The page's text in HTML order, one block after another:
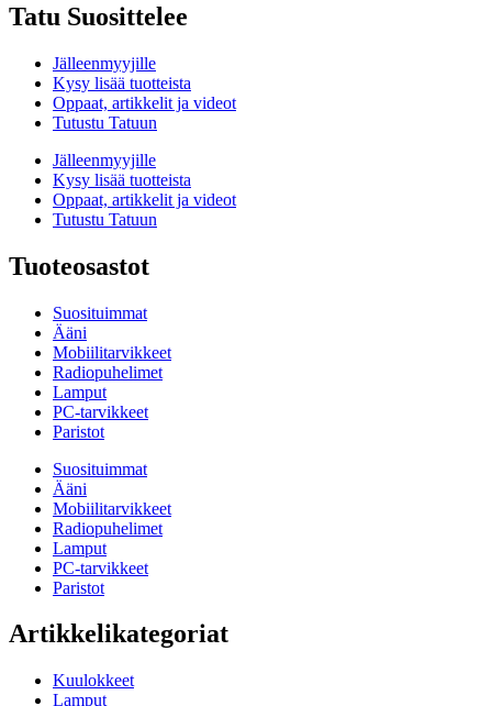
Tatu Suosittelee
Jälleenmyyjille
Kysy lisää tuotteista
Oppaat, artikkelit ja videot
Tutustu Tatuun
Jälleenmyyjille
Kysy lisää tuotteista
Oppaat, artikkelit ja videot
Tutustu Tatuun
Tuoteosastot
Suosituimmat
Ääni
Mobiilitarvikkeet
Radiopuhelimet
Lamput
PC-tarvikkeet
Paristot
Suosituimmat
Ääni
Mobiilitarvikkeet
Radiopuhelimet
Lamput
PC-tarvikkeet
Paristot
Artikkelikategoriat
Kuulokkeet
Lamput